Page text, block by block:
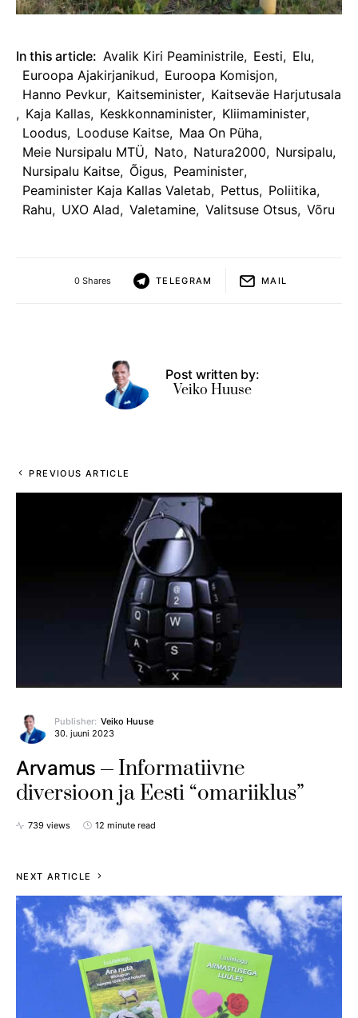
In this article: Avalik Kiri Peaministrile, Eesti, Elu,
Euroopa Ajakirjanikud, Euroopa Komisjon,
Hanno Pevkur, Kaitseminister, Kaitseväe Harjutusala
, Kaja Kallas, Keskkonnaminister, Kliimaminister,
Loodus, Looduse Kaitse, Maa On Püha,
Meie Nursipalu MTÜ, Nato, Natura2000, Nursipalu,
Nursipalu Kaitse, Õigus, Peaminister,
Peaminister Kaja Kallas Valetab, Pettus, Poliitika,
Rahu, UXO Alad, Valetamine, Valitsuse Otsus, Võru
0 Shares TELEGRAM MAIL
Post written by:
Veiko Huuse
PREVIOUS ARTICLE
Publisher: Veiko Huuse
30. juuni 2023
Arvamus
Informatiivne
diversioon ja Eesti “omariiklus”
739 views 12 minute read
NEXT ARTICLE